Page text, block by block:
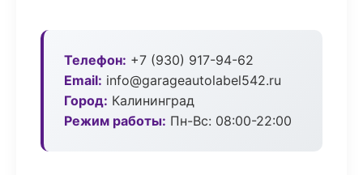
Телефон: +7 (930) 917-94-62
Email: info@garageautolabel542.ru
Город: Калининград
Режим работы: Пн-Вс: 08:00-22:00